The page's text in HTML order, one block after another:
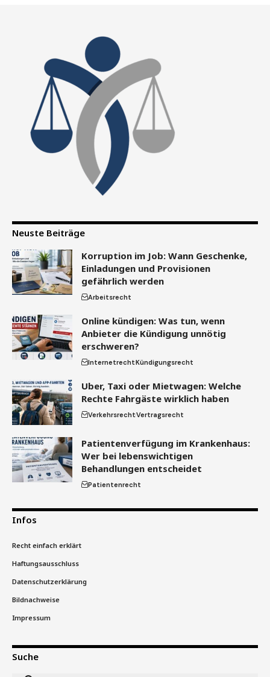
Neuste Beiträge
Korruption im Job: Wann Geschenke,
Einladungen und Provisionen
gefährlich werden
Arbeitsrecht
Online kündigen: Was tun, wenn
Anbieter die Kündigung unnötig
erschweren?
InternetrechtKündigungsrecht
Uber, Taxi oder Mietwagen: Welche
Rechte Fahrgäste wirklich haben
VerkehrsrechtVertragsrecht
Patientenverfügung im Krankenhaus:
Wer bei lebenswichtigen
Behandlungen entscheidet
Patientenrecht
Infos
Recht einfach erklärt
Haftungsausschluss
Datenschutzerklärung
Bildnachweise
Impressum
Suche